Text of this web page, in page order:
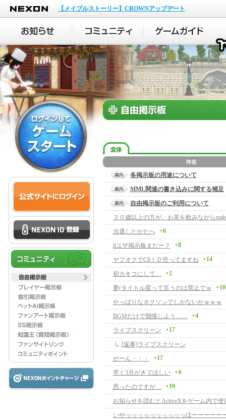
NEXON
【メイプルストーリー】CROWNアップデート
各掲示板の用途について
MML関連の書き込みに関する補足
自由掲示板のご利用について
当選したかたへ +6
βユザ掲示板まだー？ +8
ヤフオクでCβＩＤ売ってますね +14
初カキコにして… +2
夢(タイトル変って言うのは禁止でｗ +10
やっぱりなネクソンでしかないかｗｗｗ
BGMだけで我慢しよう…… +4
ライブスクリーン +17
[返事]ライブスクリーン
がーん・・・
+17
早く3月がきてほしい +4
思ったのですが… +19
いやっっっっっっっっっっほーーーーー